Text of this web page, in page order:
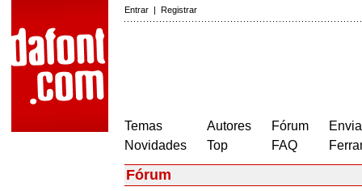
Entrar | Registrar
Temas
Novidades
Autores
Top
Fórum
FAQ
Fórum